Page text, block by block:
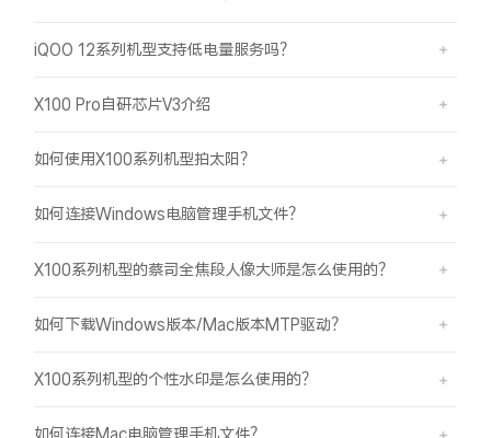
iQOO 12系列机型支持低电量服务吗？
X100 Pro自研芯片V3介绍
如何使用X100系列机型拍太阳？
如何连接Windows电脑管理手机文件？
X100系列机型的蔡司全焦段人像大师是怎么使用的？
如何下载Windows版本/Mac版本MTP驱动？
X100系列机型的个性水印是怎么使用的？
如何连接Mac电脑管理手机文件？